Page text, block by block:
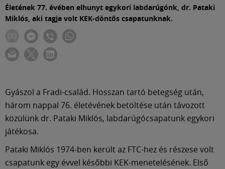
Életének 77. évében elhunyt egykori labdarúgónk, dr. Pataki
Miklós, aki tagja volt KEK-döntős csapatunknak.
Gyászol a Fradi-család. Hosszan tartó betegség után,
három nappal 76. életévének betöltése után távozott
közülünk dr. Pataki Miklós, labdarúgócsapatunk egykori
játékosa.
Pataki Miklós 1974-ben került az FTC-hez és részese volt
csapatunk egy évvel későbbi KEK-menetelésének. Első
Meccscenter
Klub
Szolgáltatások
Shop
Közösség